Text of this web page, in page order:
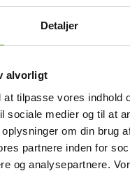
Detaljer
alvorligt
tilpasse vores indhold
sociale medier og til at
om din brug
partnere inden for
og analysepartnere.
som tack för att du valt att
kända som kampanj- eller
vid onlinehandeln eftersom
att spara pengar. Dessa
prisavdrag, fasta
kunna utnyttja
och hur man kan